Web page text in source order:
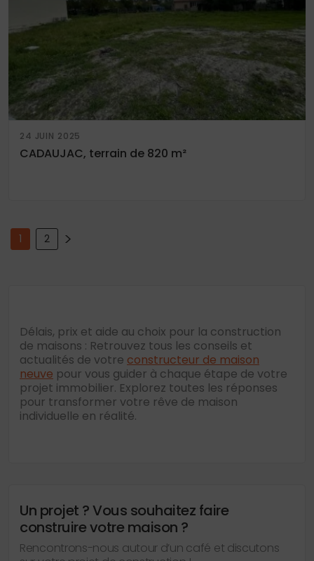
24 JUIN 2025
CADAUJAC, terrain de 820 m²
Pagination
des
1 2 >
Délais, prix et aide au choix pour la construction
de maisons : Retrouvez tous les conseils et
actualités de votre constructeur de maison
neuve pour vous guider à chaque étape de votre
projet immobilier. Explorez toutes les réponses
pour transformer votre rêve de maison
individuelle en réalité.
Un projet ? Vous souhaitez faire
construire votre maison ?
Rencontrons-nous autour d’un café et discutons